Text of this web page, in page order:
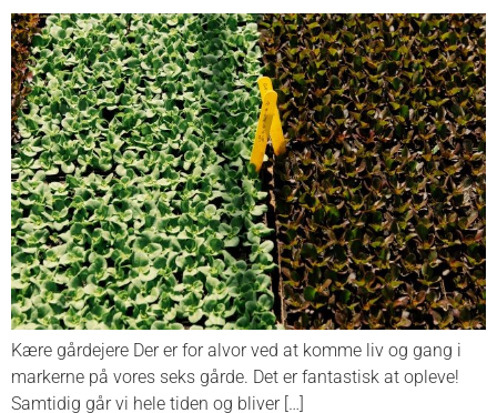
Kære gårdejere Der er for alvor ved at komme liv og gang i
markerne på vores seks gårde. Det er fantastisk at opleve!
Samtidig går vi hele tiden og bliver […]